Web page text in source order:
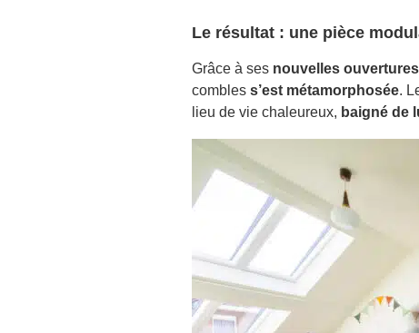
Le résultat : une pièce
Grâce à ses nouvelles ouvertures
combles s’est métamorphosée.
lieu de vie chaleureux, baigné de